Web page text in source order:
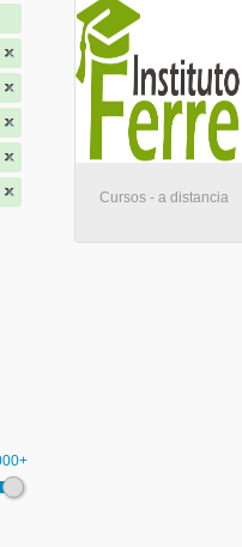
Cursos - a distancia